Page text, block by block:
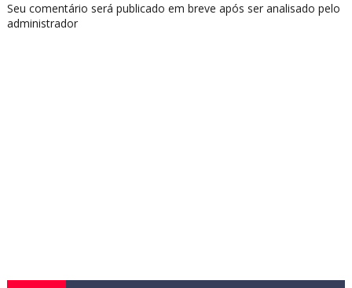
Seu comentário será publicado em breve após ser analisado pelo
administrador